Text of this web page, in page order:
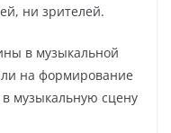
ни зрителей.
в музыкальной
на формирование
в музыкальную сцену